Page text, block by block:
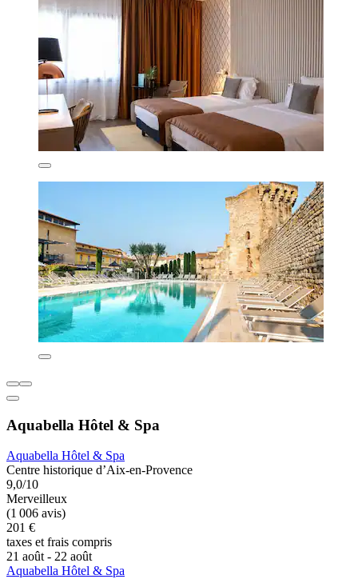
Aquabella Hôtel & Spa
Aquabella Hôtel & Spa
Centre historique d’Aix-en-Provence
9,0/10
Merveilleux
(1 006 avis)
201 €
taxes et frais compris
21 août - 22 août
Aquabella Hôtel & Spa